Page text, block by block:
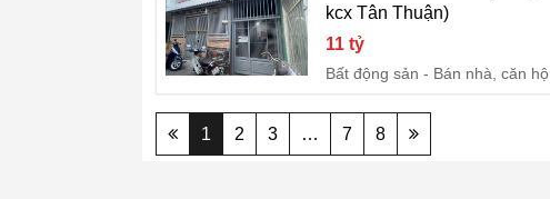
kcx Tân Thuận)
11 tỷ
Bất động sản
Bán nhà, căn hộ
1 2 3 … 7 8